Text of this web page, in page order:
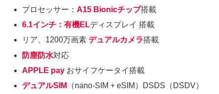
プロセッサー：A15 Bionicチップ搭載
6.1インチ：有機ELディスプレイ 搭載
リア、1200万画素デュアルカメラ搭載
防塵防水対応
APPLE pay おサイフケータイ搭載
デュアルSIM
（nano-SIM + eSIM）DSDS（DSDV）